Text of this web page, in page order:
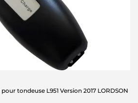
tondeuse L951 Version 2017 LORDSON